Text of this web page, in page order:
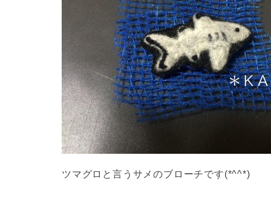
ツマグロと言うサメのブローチです(*^^*)